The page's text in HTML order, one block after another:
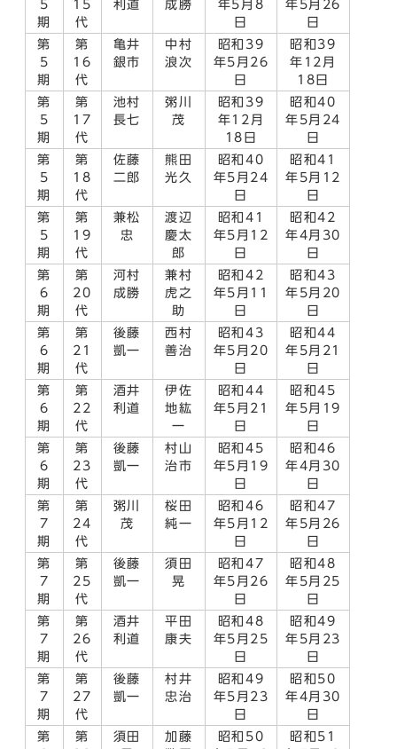
5
期
15
代
利道
成勝
年5月8
日
年5月26
日
第
5
期
第
16
代
亀井
銀市
中村
浪次
昭和39
年5月26
日
昭和39
年12月
18日
第
5
期
第
17
代
池村
長七
粥川
茂
昭和39
年12月
18日
昭和40
年5月24
日
第
5
期
第
18
代
佐藤
二郎
熊田
光久
昭和40
年5月24
日
昭和41
年5月12
日
第
5
期
第
19
代
兼松
忠
渡辺
慶太
郎
昭和41
年5月12
日
昭和42
年4月30
日
第
6
期
第
20
代
河村
成勝
兼村
虎之
助
昭和42
年5月11
日
昭和43
年5月20
日
第
6
期
第
21
代
後藤
凱一
西村
善治
昭和43
年5月20
日
昭和44
年5月21
日
第
6
期
第
22
代
酒井
利道
伊佐
地紘
一
昭和44
年5月21
日
昭和45
年5月19
日
第
6
期
第
23
代
後藤
凱一
村山
治市
昭和45
年5月19
日
昭和46
年4月30
日
第
7
期
第
24
代
粥川
茂
桜田
純一
昭和46
年5月12
日
昭和47
年5月26
日
第
7
期
第
25
代
後藤
凱一
須田
晃
昭和47
年5月26
日
昭和48
年5月25
日
第
7
期
第
26
代
酒井
利道
平田
康夫
昭和48
年5月25
日
昭和49
年5月23
日
第
7
期
第
27
代
後藤
凱一
村井
忠治
昭和49
年5月23
日
昭和50
年4月30
日
第
第
須田
加藤
昭和50
昭和51